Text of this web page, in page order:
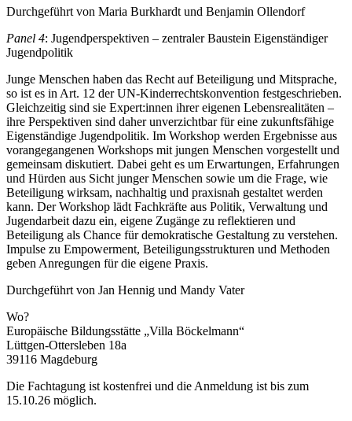
Durchgeführt von Maria Burkhardt und Benjamin Ollendorf
Panel 4: Jugendperspektiven – zentraler Baustein Eigenständiger
Jugendpolitik
Junge Menschen haben das Recht auf Beteiligung und Mitsprache,
so ist es in Art. 12 der UN-Kinderrechtskonvention festgeschrieben.
Gleichzeitig sind sie Expert:innen ihrer eigenen Lebensrealitäten –
ihre Perspektiven sind daher unverzichtbar für eine zukunftsfähige
Eigenständige Jugendpolitik. Im Workshop werden Ergebnisse aus
vorangegangenen Workshops mit jungen Menschen vorgestellt und
gemeinsam diskutiert. Dabei geht es um Erwartungen, Erfahrungen
und Hürden aus Sicht junger Menschen sowie um die Frage, wie
Beteiligung wirksam, nachhaltig und praxisnah gestaltet werden
kann. Der Workshop lädt Fachkräfte aus Politik, Verwaltung und
Jugendarbeit dazu ein, eigene Zugänge zu reflektieren und
Beteiligung als Chance für demokratische Gestaltung zu verstehen.
Impulse zu Empowerment, Beteiligungsstrukturen und Methoden
geben Anregungen für die eigene Praxis.
Durchgeführt von Jan Hennig und Mandy Vater
Wo?
Europäische Bildungsstätte „Villa Böckelmann“
Lüttgen-Ottersleben 18a
39116 Magdeburg
Die Fachtagung ist kostenfrei und die Anmeldung ist bis zum
15.10.26 möglich.